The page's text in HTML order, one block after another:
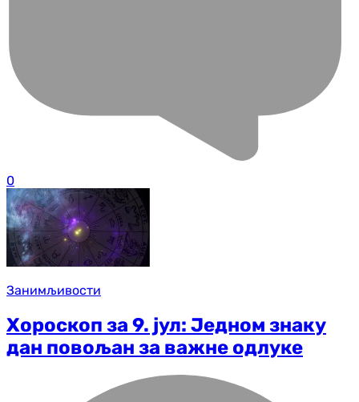
0
Занимљивости
Хороскоп за 9. јул: Једном знаку
дан повољан за важне одлуке